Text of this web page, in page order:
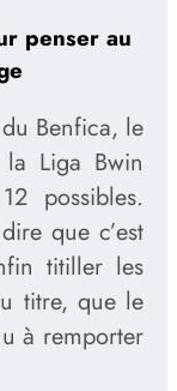
penser au
Benfica, le
Liga Bwin
possibles.
que c’est
titiller les
titre, que le
à remporter